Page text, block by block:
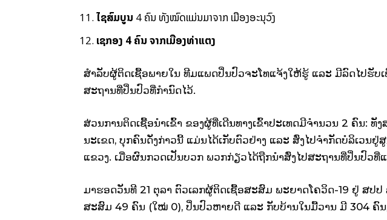
ໄຊສົມບູນ 4 ຄົນ ທັງໝົດແມ່ນມາຈາກ ເມືອງອະນຸວົງ
ເຊກອງ 4 ຄົນ ຈາກເມືອງທ່າແຕງ
ສໍາລັບຜູ້ຕິດເຊື້ອພາຍໃນ ທີມແພດປິ່ນປົວຈະໂທແຈ້ງໃຫ້ຮູ້ ແລະ ມີລົດໄປຮັບ
ສະຖານທີ່ປິ່ນປົວທີ່ກໍານົດໄວ້.
ສ່ວນການຕິດເຊື້ອນໍາເຂົ້າ ຂອງຜູ້ທີ່ເດີນທາງເຂົ້າປະເທດມີຈໍານວນ 2 ຄົນ: ທັ
ນະເຂດ, ບຸກຄົນດັ່ງກ່າວນີ້ ແມ່ນໄດ້ເກັບຕົວຢ່າງ ແລະ ສົ່ງໄປຈໍາກັດບໍລິເວນຢູ່
ແຂວງ. ເມື່ອຜົນກວດເປັນບວກ ພວກກ່ຽວໄດ້ຖືກນຳສົ່ງໄປສະຖານທີ່ປິ່ນປົວທີ່
ມາຮອດວັນທີ 21 ຕຸລາ ຕົວເລກຜູ້ຕິດເຊື້ອສະສົມ ພະຍາດໂຄວິດ-19 ຢູ່ ສປປ
ສະສົມ 49 ຄົນ (ໃໝ່ 0), ປິ່ນປົວຫາຍດີ ແລະ ກັບບ້ານໃນມື້ວານ ມີ 304 ຄົນ